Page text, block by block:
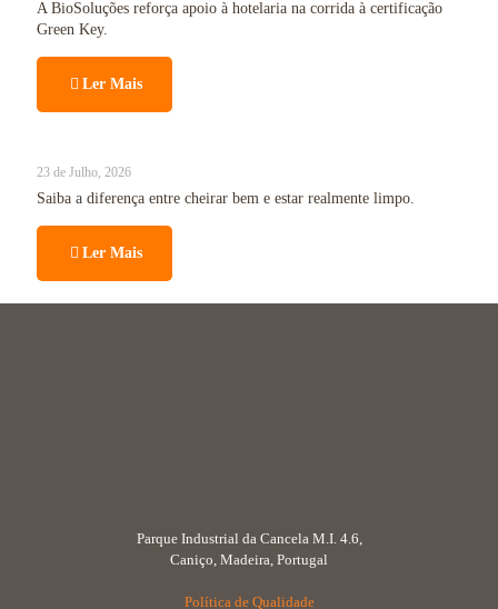
A BioSoluções reforça apoio à hotelaria na corrida à certificação
Green Key.
Ler Mais
23 de Julho, 2026
Saiba a diferença entre cheirar bem e estar realmente limpo.
Ler Mais
Parque Industrial da Cancela M.I. 4.6,
Caniço, Madeira, Portugal
Política de Qualidade